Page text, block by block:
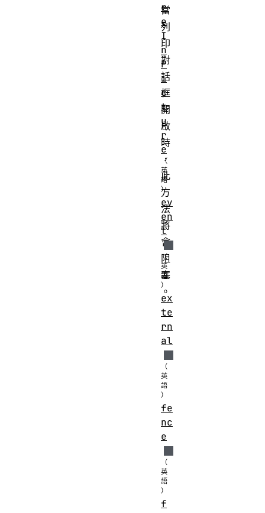
當
列
印
對
話
框
開
啟
時
，
此
方
法
將
會
阻
塞
。
r
e
I
n
P
i
c
t
u
r
e
ev
en
t
ex
te
rn
al
fe
nc
e
f